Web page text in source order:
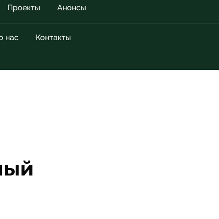
Проекты Анонсы
нас Контакты